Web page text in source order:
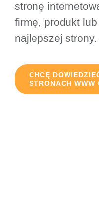
stronę
firmę, produkt lub
najlepszej strony.
CHCĘ
STRONACH WWW